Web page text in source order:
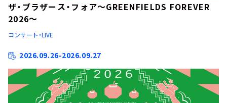
ザ・ブラザース・フォア～GREENFIELDS FOREVER
2026～
コンサート・LIVE
2026.09.26-2026.09.27